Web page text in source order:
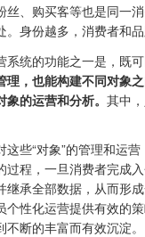
丝、购买客等也是同一
身份越多，消费者和品
系统的功能之一是，既
理，也能构建不同对象
的运营和分析。 其中
些“对象”的管理和运
过程，一旦消费者完成
继承全部数据，从而形
个性化运营提供有效的
断的丰富而有效沉淀。